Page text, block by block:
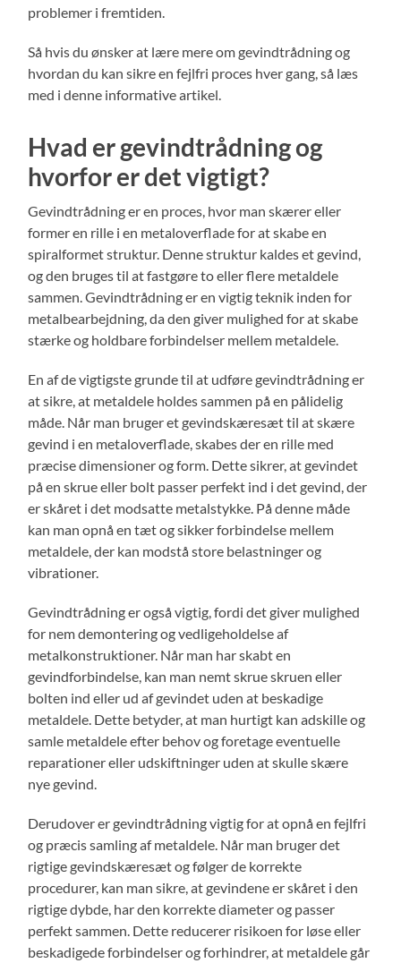
problemer i fremtiden.
Så hvis du ønsker at lære mere om gevindtrådning og
hvordan du kan sikre en fejlfri proces hver gang, så læs
med i denne informative artikel.
Hvad er gevindtrådning og
hvorfor er det vigtigt?
Gevindtrådning er en proces, hvor man skærer eller
former en rille i en metaloverflade for at skabe en
spiralformet struktur. Denne struktur kaldes et gevind,
og den bruges til at fastgøre to eller flere metaldele
sammen. Gevindtrådning er en vigtig teknik inden for
metalbearbejdning, da den giver mulighed for at skabe
stærke og holdbare forbindelser mellem metaldele.
En af de vigtigste grunde til at udføre gevindtrådning er
at sikre, at metaldele holdes sammen på en pålidelig
måde. Når man bruger et gevindskæresæt til at skære
gevind i en metaloverflade, skabes der en rille med
præcise dimensioner og form. Dette sikrer, at gevindet
på en skrue eller bolt passer perfekt ind i det gevind, der
er skåret i det modsatte metalstykke. På denne måde
kan man opnå en tæt og sikker forbindelse mellem
metaldele, der kan modstå store belastninger og
vibrationer.
Gevindtrådning er også vigtig, fordi det giver mulighed
for nem demontering og vedligeholdelse af
metalkonstruktioner. Når man har skabt en
gevindforbindelse, kan man nemt skrue skruen eller
bolten ind eller ud af gevindet uden at beskadige
metaldele. Dette betyder, at man hurtigt kan adskille og
samle metaldele efter behov og foretage eventuelle
reparationer eller udskiftninger uden at skulle skære
nye gevind.
Derudover er gevindtrådning vigtig for at opnå en fejlfri
og præcis samling af metaldele. Når man bruger det
rigtige gevindskæresæt og følger de korrekte
procedurer, kan man sikre, at gevindene er skåret i den
rigtige dybde, har den korrekte diameter og passer
perfekt sammen. Dette reducerer risikoen for løse eller
beskadigede forbindelser og forhindrer, at metaldele går